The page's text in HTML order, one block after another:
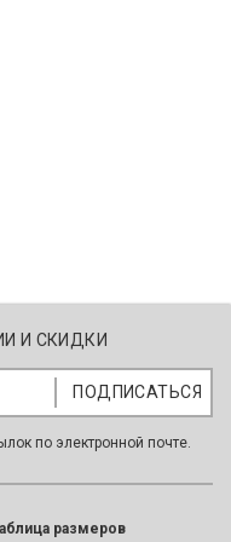
И СКИДКИ
по электронной почте.
размеров